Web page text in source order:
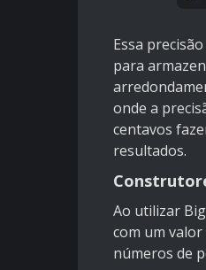
Essa
para
onde a
centavos
resultados.
Ao utilizar
com um
números de